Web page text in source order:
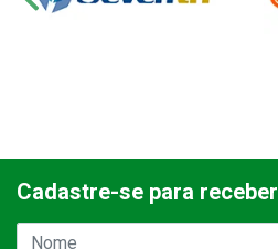
Cadastre-se para